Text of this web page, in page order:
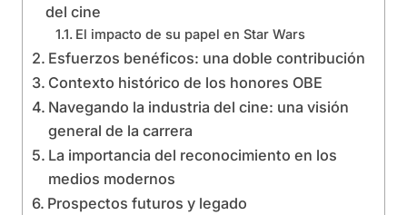
del cine
El impacto de su papel en Star Wars
Esfuerzos benéficos: una doble contribución
Contexto histórico de los honores OBE
Navegando la industria del cine: una visión
general de la carrera
La importancia del reconocimiento en los
medios modernos
Prospectos futuros y legado